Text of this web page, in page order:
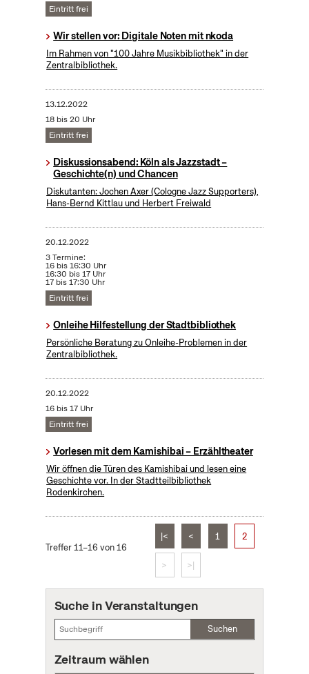
Eintritt frei
Wir stellen vor: Digitale Noten mit nkoda
Im Rahmen von "100 Jahre Musikbibliothek" in der
Zentralbibliothek.
13.12.2022
18 bis 20 Uhr
Eintritt frei
Diskussionsabend: Köln als Jazzstadt –
Geschichte(n) und Chancen
Diskutanten: Jochen Axer (Cologne Jazz Supporters),
Hans-Bernd Kittlau und Herbert Freiwald
20.12.2022
3 Termine:
16 bis 16:30 Uhr
16:30 bis 17 Uhr
17 bis 17:30 Uhr
Eintritt frei
Onleihe Hilfestellung der Stadtbibliothek
Persönliche Beratung zu Onleihe-Problemen in der
Zentralbibliothek.
20.12.2022
16 bis 17 Uhr
Eintritt frei
Vorlesen mit dem Kamishibai – Erzähltheater
Wir öffnen die Türen des Kamishibai und lesen eine
Geschichte vor. In der Stadtteilbibliothek
Rodenkirchen.
Treffer 11–16 von 16
|< < 1 2
> >|
Suche in Veranstaltungen
Suchen
Zeitraum wählen